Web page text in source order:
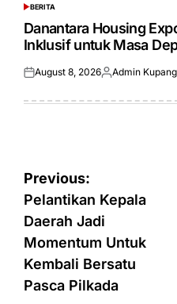
POSTED
IN
BERITA
Danantara Housing
Inklusif untuk Masa
Posted
August 8, 2026Posted
Admin
Post
navigation
Previous:
Pelantikan Kepala
Daerah Jadi
Momentum Untuk
Kembali Bersatu
Pasca Pilkada